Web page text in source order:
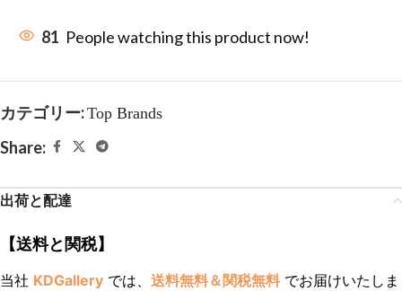
81 People watching this product now!
カテゴリー:Top Brands
Share:
出荷と配達
【送料と関税】
当社 KDGallery では、 送料無料＆関税無料でお届けいたしま